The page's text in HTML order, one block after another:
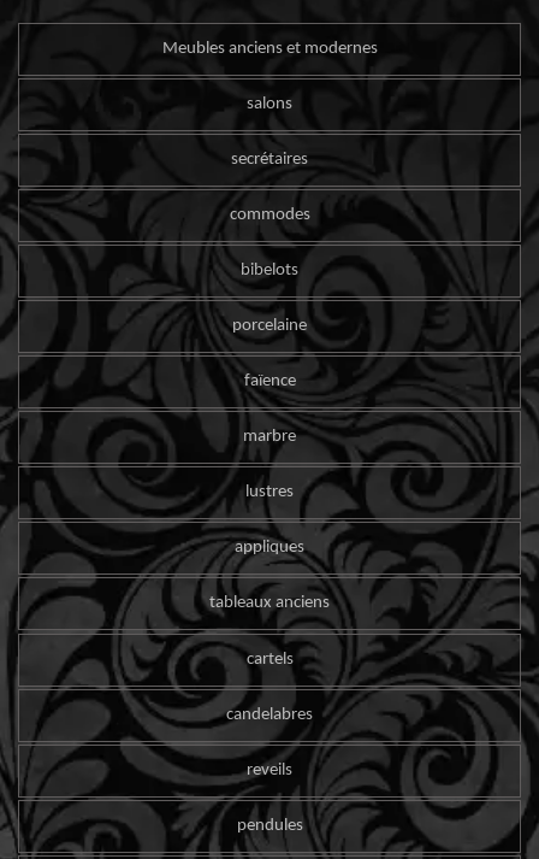
Meubles anciens et modernes
salons
secrétaires
commodes
bibelots
porcelaine
faïence
marbre
lustres
appliques
tableaux anciens
cartels
candelabres
reveils
pendules